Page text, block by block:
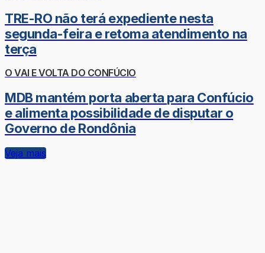
TRE-RO não terá expediente nesta
segunda-feira e retoma atendimento na
terça
O VAI E VOLTA DO CONFÚCIO
MDB mantém porta aberta para Confúcio
e alimenta possibilidade de disputar o
Governo de Rondônia
Veja mais